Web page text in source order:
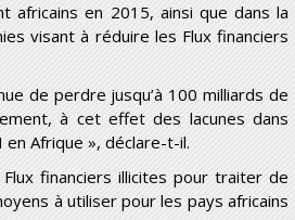
africains en 2015, ainsi que dans la
visant à réduire les Flux financiers
de perdre jusqu’à 100 milliards de
à cet effet des lacunes dans
Afrique », déclare-t-il.
financiers illicites pour traiter de
à utiliser pour les pays africains